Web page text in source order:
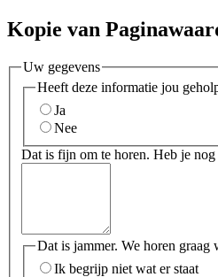
Kopie van
Uw gegevens
Heeft deze informatie jou
Ja
Nee
Dat is fijn om te horen. Heb je nog
Dat is jammer. We horen graag
Ik begrijp niet wat er staat